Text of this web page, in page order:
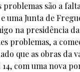
são a
uma Junta de
na presidência
problemas, a
que as obras da
com uma nova